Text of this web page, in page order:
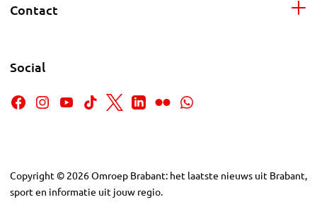
Contact
Social
Copyright © 2026Omroep Brabant: het laatste nieuws uit Brabant,
sport en informatie uit jouw regio.